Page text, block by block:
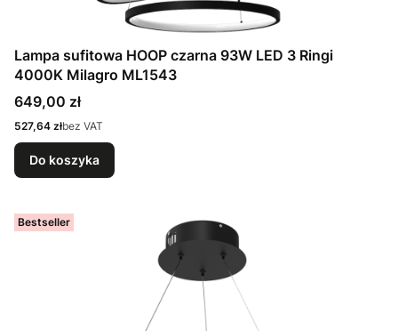
Lampa sufitowa HOOP czarna 93W LED 3 Ringi
4000K Milagro ML1543
Cena
649,00 zł
Cena
527,64 złbez VAT
Do koszyka
Bestseller